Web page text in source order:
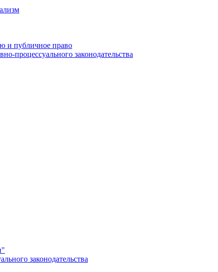
и публичное право
процессуального законодательства
законодательства